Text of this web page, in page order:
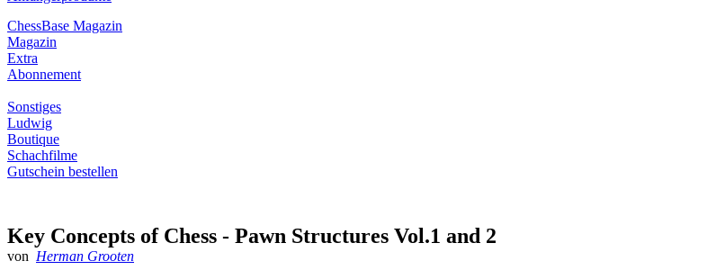
Key Concepts of Chess - Pawn Structures Vol.1 and 2
von Herman Grooten
ChessBase Magazin
Magazin
Extra
Abonnement
Sonstiges
Ludwig
Boutique
Schachfilme
Gutschein bestellen